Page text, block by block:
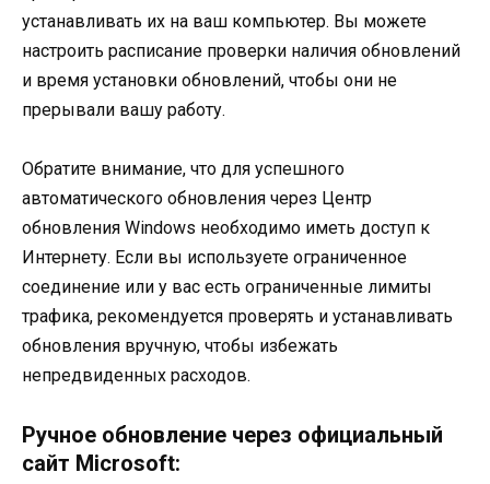
устанавливать их на ваш компьютер. Вы можете
настроить расписание проверки наличия обновлений
и время установки обновлений, чтобы они не
прерывали вашу работу.
Обратите внимание, что для успешного
автоматического обновления через Центр
обновления Windows необходимо иметь доступ к
Интернету. Если вы используете ограниченное
соединение или у вас есть ограниченные лимиты
трафика, рекомендуется проверять и устанавливать
обновления вручную, чтобы избежать
непредвиденных расходов.
Ручное обновление через официальный
сайт Microsoft: